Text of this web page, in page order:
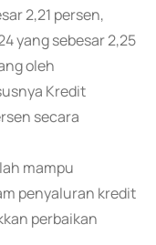
2,21 persen,
yang sebesar 2,25
oleh
Kredit
secara
mampu
penyaluran kredit
perbaikan